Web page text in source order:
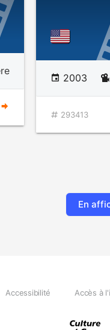
2003
293413
En
Accessibilité Accès à